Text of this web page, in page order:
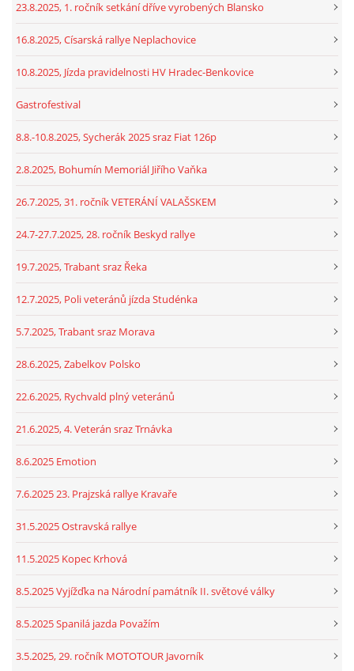
23.8.2025, 1. ročník setkání dříve vyrobených Blansko
16.8.2025, Císarská rallye Neplachovice
10.8.2025, Jízda pravidelnosti HV Hradec-Benkovice
Gastrofestival
8.8.-10.8.2025, Sycherák 2025 sraz Fiat 126p
2.8.2025, Bohumín Memoriál Jiřího Vaňka
26.7.2025, 31. ročník VETERÁNÍ VALAŠSKEM
24.7-27.7.2025, 28. ročník Beskyd rallye
19.7.2025, Trabant sraz Řeka
12.7.2025, Poli veteránů jízda Studénka
5.7.2025, Trabant sraz Morava
28.6.2025, Zabelkov Polsko
22.6.2025, Rychvald plný veteránů
21.6.2025, 4. Veterán sraz Trnávka
8.6.2025 Emotion
7.6.2025 23. Prajzská rallye Kravaře
31.5.2025 Ostravská rallye
11.5.2025 Kopec Krhová
8.5.2025 Vyjížďka na Národní památník II. světové války
8.5.2025 Spanilá jazda Považím
3.5.2025, 29. ročník MOTOTOUR Javorník